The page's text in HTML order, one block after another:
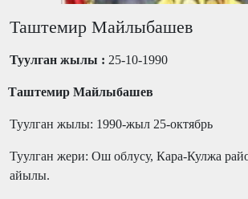
Таштемир Майлыбашев
Туулган жылы : 25-10-1990
Таштемир Майлыбашев
Туулган жылы: 1990-жыл 25-октябрь
Туулган жери: Ош облусу, Кара-Кулжа
айылы.